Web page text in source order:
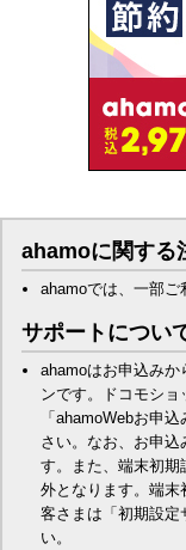
ahamoに関する
ahamoでは、一部ご
サポートについ
ahamoはお申込みか
ンです。ドコモショ
「ahamoWebお申
さい。なお、お申込
す。また、端末初期
外となります。端末
客さまは「初期設
い。